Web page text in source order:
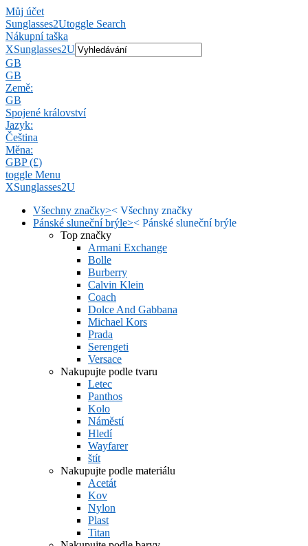
Můj účet
Sunglasses2Utoggle Search
Nákupní taška
XSunglasses2U
GB
GB
Země:
GB
Spojené království
Jazyk:
Čeština
Měna:
GBP (£)
toggle Menu
XSunglasses2U
Všechny značky>< Všechny značky
Pánské sluneční brýle>< Pánské sluneční brýle
Top značky
Armani Exchange
Bolle
Burberry
Calvin Klein
Coach
Dolce And Gabbana
Michael Kors
Prada
Serengeti
Versace
Nakupujte podle tvaru
Letec
Panthos
Kolo
Náměstí
Hledí
Wayfarer
štít
Nakupujte podle materiálu
Acetát
Kov
Nylon
Plast
Titan